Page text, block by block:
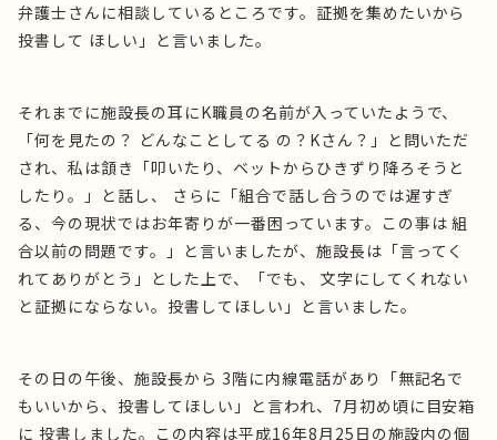
弁護士さんに相談しているところです。証拠を集めたいから
投書して ほしい」と言いました。
それまでに施設長の耳にK職員の名前が入っていたようで、
「何を見たの？ どんなことしてる の？Kさん？」と問いただ
され、私は頷き「叩いたり、ベットからひきずり降ろそうと
したり。」と話し、 さらに「組合で話し合うのでは遅すぎ
る、今の現状ではお年寄りが一番困っています。この事は 組
合以前の問題です。」と言いましたが、施設長は「言ってく
れてありがとう」とした上で、「でも、 文字にしてくれない
と証拠にならない。投書してほしい」と言いました。
その日の午後、施設長から 3階に内線電話があり「無記名で
もいいから、投書してほしい」と言われ、7月初め頃に目安箱
に 投書しました。この内容は平成16年8月25日の施設内の個